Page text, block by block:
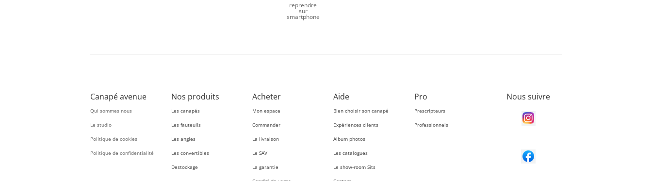
reprendre
sur
smartphone
Canapé avenue
Qui sommes nous
Le studio
Politique de cookies
Politique de confidentialité
Nos produits
Les canapés
Les fauteuils
Les angles
Les convertibles
Destockage
Acheter
Mon espace
Commander
La livraison
Le SAV
La garantie
Aide
Bien choisir son canapé
Expériences clients
Album photos
Les catalogues
Le show-room Sits
Pro
Prescripteurs
Professionnels
Nous suivre